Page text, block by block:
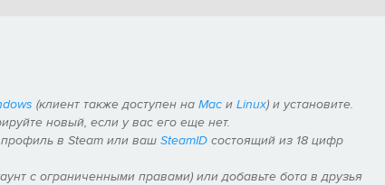
и получать очки, которые можно использовать для
и выполняйте уникальные дополнительные испытания.
вдохновленные
, и найдите множество
(клиент также доступен на Mac и Linux) и установите.
новый, если у вас его еще нет.
в Steam или ваш SteamID состоящий из 18 цифр
с ограниченными правами) или добавьте бота в друзья